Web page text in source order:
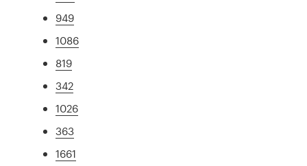
949
1086
819
342
1026
363
1661